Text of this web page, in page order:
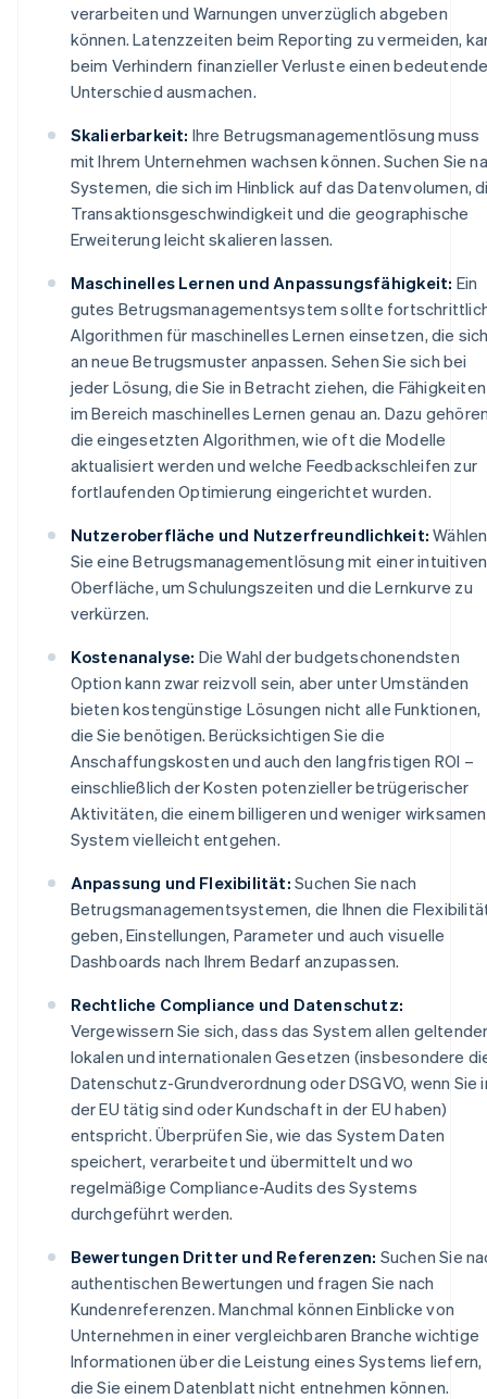
verarbeiten und Warnungen unverzüglich abgeben
können. Latenzzeiten beim Reporting zu vermeiden,
beim Verhindern finanzieller Verluste einen
Unterschied ausmachen.
Skalierbarkeit: Ihre Betrugsmanagementlösung muss
mit Ihrem Unternehmen wachsen können. Suchen Sie
Systemen, die sich im Hinblick auf das Datenvolumen,
Transaktionsgeschwindigkeit und die geographische
Erweiterung leicht skalieren lassen.
Maschinelles Lernen und Anpassungsfähigkeit: Ein
gutes Betrugsmanagementsystem sollte
Algorithmen für maschinelles Lernen einsetzen, die
an neue Betrugsmuster anpassen. Sehen Sie sich bei
jeder Lösung, die Sie in Betracht ziehen, die Fähigkeiten
im Bereich maschinelles Lernen genau an. Dazu
die eingesetzten Algorithmen, wie oft die Modelle
aktualisiert werden und welche Feedbackschleifen zur
fortlaufenden Optimierung eingerichtet wurden.
Nutzeroberfläche und Nutzerfreundlichkeit: Wählen
Sie eine Betrugsmanagementlösung mit einer intuitiven
Oberfläche, um Schulungszeiten und die Lernkurve zu
verkürzen.
Kostenanalyse: Die Wahl der budgetschonendsten
Option kann zwar reizvoll sein, aber unter Umständen
bieten kostengünstige Lösungen nicht alle Funktionen,
die Sie benötigen. Berücksichtigen Sie die
Anschaffungskosten und auch den langfristigen ROI –
einschließlich der Kosten potenzieller betrügerischer
Aktivitäten, die einem billigeren und weniger wirksamen
System vielleicht entgehen.
Anpassung und Flexibilität: Suchen Sie nach
Betrugsmanagementsystemen, die Ihnen die
geben, Einstellungen, Parameter und auch visuelle
Dashboards nach Ihrem Bedarf anzupassen.
Rechtliche Compliance und Datenschutz:
Vergewissern Sie sich, dass das System allen
lokalen und internationalen Gesetzen (insbesondere
Datenschutz-Grundverordnung oder DSGVO, wenn Sie
der EU tätig sind oder Kundschaft in der EU haben)
entspricht. Überprüfen Sie, wie das System Daten
speichert, verarbeitet und übermittelt und wo
regelmäßige Compliance-Audits des Systems
durchgeführt werden.
Bewertungen Dritter und Referenzen: Suchen Sie
authentischen Bewertungen und fragen Sie nach
Kundenreferenzen. Manchmal können Einblicke von
Unternehmen in einer vergleichbaren Branche wichtige
Informationen über die Leistung eines Systems liefern,
die Sie einem Datenblatt nicht entnehmen können.